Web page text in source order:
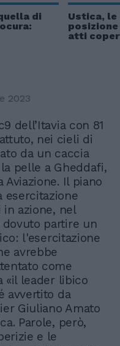
di
Ustica, le
atti
2023
dell’Itavia con 81
nei cieli di
da un caccia
pelle a Gheddafi,
Il piano
esercitazione
azione, nel
partire un
l'esercitazione
avrebbe
come
«il leader libico
avvertito da
Giuliano Amato
Parole, però,
e le